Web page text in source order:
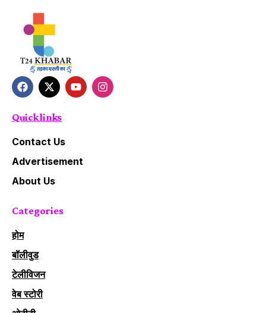
Quick links
Contact Us
Advertisement
About Us
Categories
होम
बॉलीवुड
टेलीविजन
वेब स्टोरी